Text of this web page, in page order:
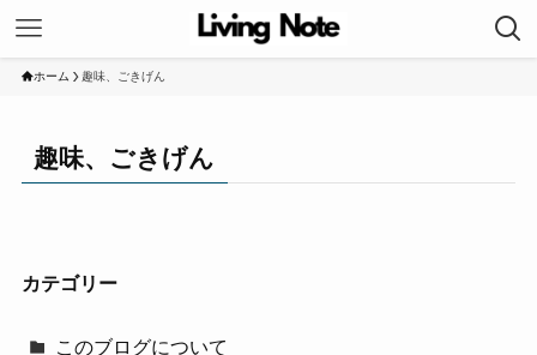
ホーム 趣味、ごきげん
趣味、ごきげん
カテゴリー
このブログについて